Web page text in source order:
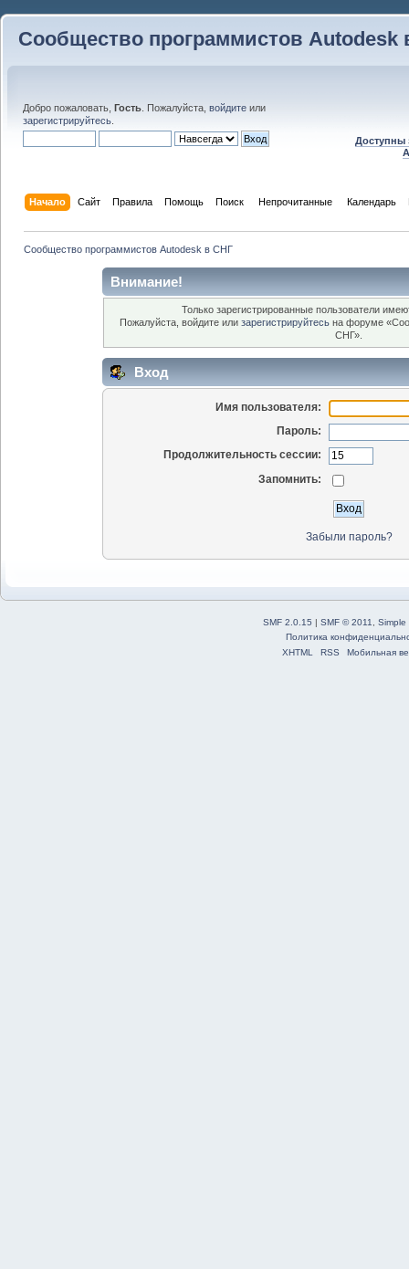
Сообщество программистов Autodesk
Добро пожаловать, Гость . Пожалуйста, войдите или
зарегистрируйтесь
Доступны
Начало Сайт Правила Помощь Поиск Непрочитанные Календарь
Сообщество программистов Autodesk в СНГ
Внимание!
Только зарегистрированные пользователи
Пожалуйста, войдите или зарегистрируйтесь на форуме
СНГ».
Вход
Имя пользователя:
Пароль:
Продолжительность сессии:
Запомнить:
Забыли пароль?
SMF 2.0.15 | SMF © 2011
Simple
Политика
XHTML
RSS Мобильная